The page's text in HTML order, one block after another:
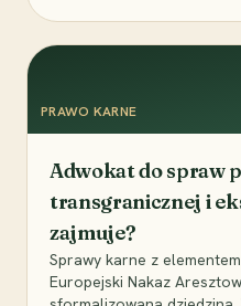
PRAWO KARNE
Adwokat do spraw
transgranicznej i
zajmuje?
Sprawy karne z
Europejski Nakaz